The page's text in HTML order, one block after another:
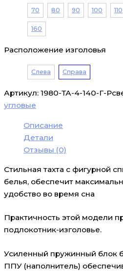
70 80 90 100 110
160
Расположение изголовья
Слева Справа
Артикул: 1980-ТА-4-140-Г-
угловые
Описание
Детали
Отзывы (0)
Стильная тахта с фигурной
белья, обеспечит
удобство во время сна
Практичность этой модели
подлокотник-изголовье.
Усиленный пружинный блок
ППУ (наполнитель)